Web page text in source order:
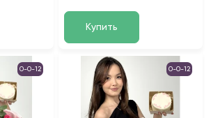
Купить
0-0-12 0-0-12